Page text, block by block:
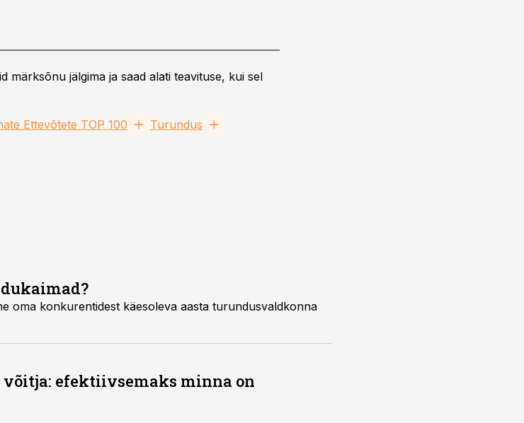
märksõnu jälgima ja saad alati teavituse, kui sel
Ettevõtete TOP 100 Turundus
oma konkurentidest käesoleva aasta turundusvaldkonna
efektiivsemaks minna on